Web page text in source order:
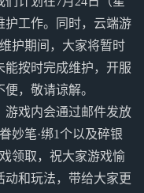
护工作。同时，云端游
护期间，大家将暂时
按时完成维护，开服
，敬请谅解。
游戏内会通过邮件发放
妙笔·绑1个以及碎银
领取，祝大家游戏愉
和玩法，带给大家更